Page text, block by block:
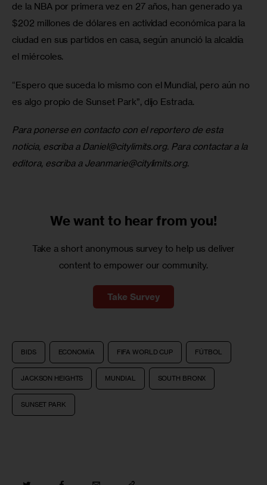
de la NBA por primera vez en 27 años, han generado ya
$202 millones de dólares en actividad económica para la
ciudad en sus partidos en casa, según anunció la alcaldía
el miércoles.
“Espero que suceda lo mismo con el Mundial, pero aún no
es algo propio de Sunset Park”, dijo Estrada.
Para ponerse en contacto con el reportero de esta
noticia, escriba a Daniel@citylimits.org. Para contactar a la
editora, escriba a Jeanmarie@citylimits.org.
We want to hear from you!
Take a short anonymous survey to help us deliver
content to empower our community.
Take Survey
BIDS ECONOMÍA FIFA WORLD CUP FÚTBOL
JACKSON HEIGHTS MUNDIAL SOUTH BRONX
SUNSET PARK